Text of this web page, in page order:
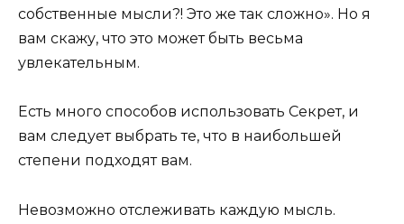
собственные мысли?! Это же так сложно». Но я
вам скажу, что это может быть весьма
увлекательным.
Есть много способов использовать Секрет, и
вам следует выбрать те, что в наибольшей
степени подходят вам.
Невозможно отслеживать каждую мысль.